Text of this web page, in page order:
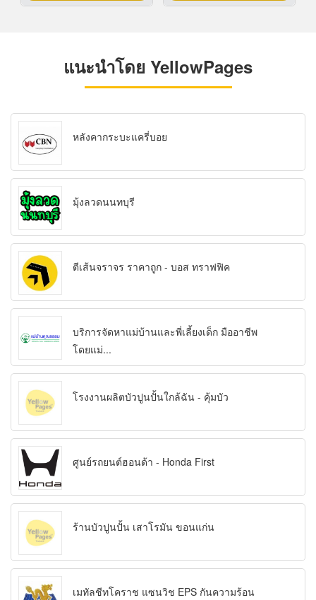
แนะนำโดย YellowPages
หลังคากระบะแครี่บอย
มุ้งลวดนนทบุรี
ตีเส้นจราจร ราคาถูก - บอส ทราฟฟิค
บริการจัดหาแม่บ้านและพี่เลี้ยงเด็ก มืออาชีพ
โดยแม่...
โรงงานผลิตบัวปูนปั้นใกล้ฉัน - คุ้มบัว
ศูนย์รถยนต์ฮอนด้า - Honda First
ร้านบัวปูนปั้น เสาโรมัน ขอนแก่น
เมทัลชีทโคราช แซนวิช EPS กันความร้อน